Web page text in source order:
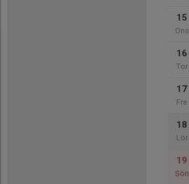
15
Ons
16
Tor
17
Fre
18
Lör
19
Sön